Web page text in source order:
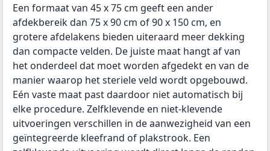
Een formaat van 45 x 75 cm geeft een ander
afdekbereik dan 75 x 90 cm of 90 x 150 cm, en
grotere afdelakens bieden uiteraard meer dekking
dan compacte velden. De juiste maat hangt af van
het onderdeel dat moet worden afgedekt en van de
manier waarop het steriele veld wordt opgebouwd.
Eén vaste maat past daardoor niet automatisch bij
elke procedure. Zelfklevende en niet-klevende
uitvoeringen verschillen in de aanwezigheid van een
geïntegreerde kleefrand of plakstrook. Een